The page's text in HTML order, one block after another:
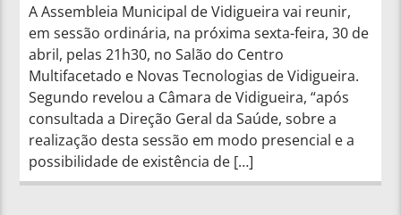
A Assembleia Municipal de Vidigueira vai reunir,
em sessão ordinária, na próxima sexta-feira, 30 de
abril, pelas 21h30, no Salão do Centro
Multifacetado e Novas Tecnologias de Vidigueira.
Segundo revelou a Câmara de Vidigueira, “após
consultada a Direção Geral da Saúde, sobre a
realização desta sessão em modo presencial e a
possibilidade de existência de […]